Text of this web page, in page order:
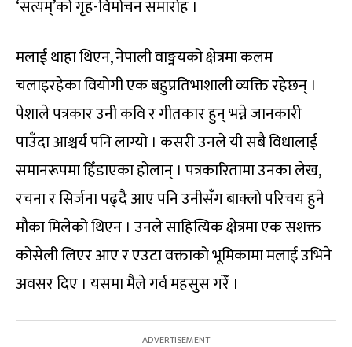
‘सत्यम्’को गृह-विमोचन समारोह ।
मलाई थाहा थिएन, नेपाली वाङ्मयको क्षेत्रमा कलम
चलाइरहेका वियोगी एक बहुप्रतिभाशाली व्यक्ति रहेछन् ।
पेशाले पत्रकार उनी कवि र गीतकार हुन् भन्ने जानकारी
पाउँदा आश्चर्य पनि लाग्यो । कसरी उनले यी सबै विधालाई
समानरूपमा हिँडाएका होलान् । पत्रकारितामा उनका लेख,
रचना र सिर्जना पढ्दै आए पनि उनीसँग बाक्लो परिचय हुने
मौका मिलेको थिएन । उनले साहित्यिक क्षेत्रमा एक सशक्त
कोसेली लिएर आए र एउटा वक्ताको भूमिकामा मलाई उभिने
अवसर दिए । यसमा मैले गर्व महसुस गरेँ ।